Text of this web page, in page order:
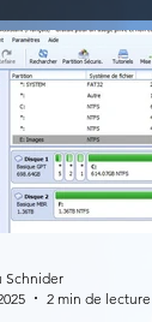
Système
Schnider
2 min de lecture